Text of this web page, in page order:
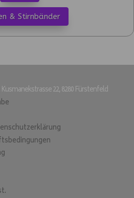
& Stirnbänder
22, 8280 Fürstenfeld